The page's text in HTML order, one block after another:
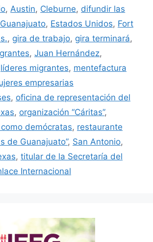
,Austin, Cleburne, difundir las
, Estados Unidos, Fort
, gira de trabajo, gira terminará,
, Juan Hernández,
líderes migrantes, mentefactura
empresarias
, oficina de representación del
, organización “Cáritas”,
demócratas, restaurante
de Guanajuato”, San Antonio,
, titular de la Secretaría del
Internacional